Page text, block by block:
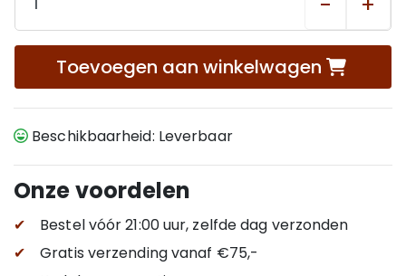
Toevoegen aan winkelwagen
Beschikbaarheid: Leverbaar
Onze voordelen
✔
Bestel vóór 21:00 uur, zelfde dag verzonden
✔
Gratis verzendingvanaf €75,-